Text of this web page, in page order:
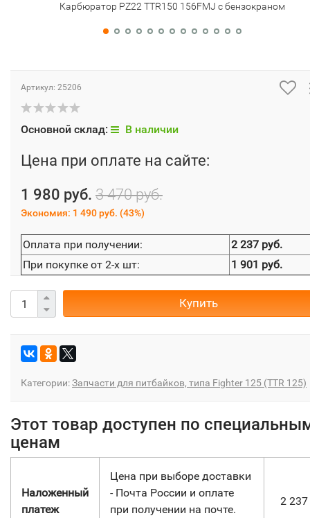
Карбюратор PZ22 TTR150 156FMJ c бензокраном
Артикул: 25206
Основной склад: В наличии
Цена при оплате на сайте:
1 980 руб. 3 470 руб.
Экономия: 1 490 руб. (43%)
Оплата при получении:
2 237 руб.
При покупке от 2-х шт:
1 901 руб.
Купить
Категории:Запчасти для питбайков, типа Fighter 125 (TTR 125)
Этот товар доступен по
ценам
Наложенный
платеж
Цена при выборе доставки
- Почта России и оплате
при получении на почте.
2 237